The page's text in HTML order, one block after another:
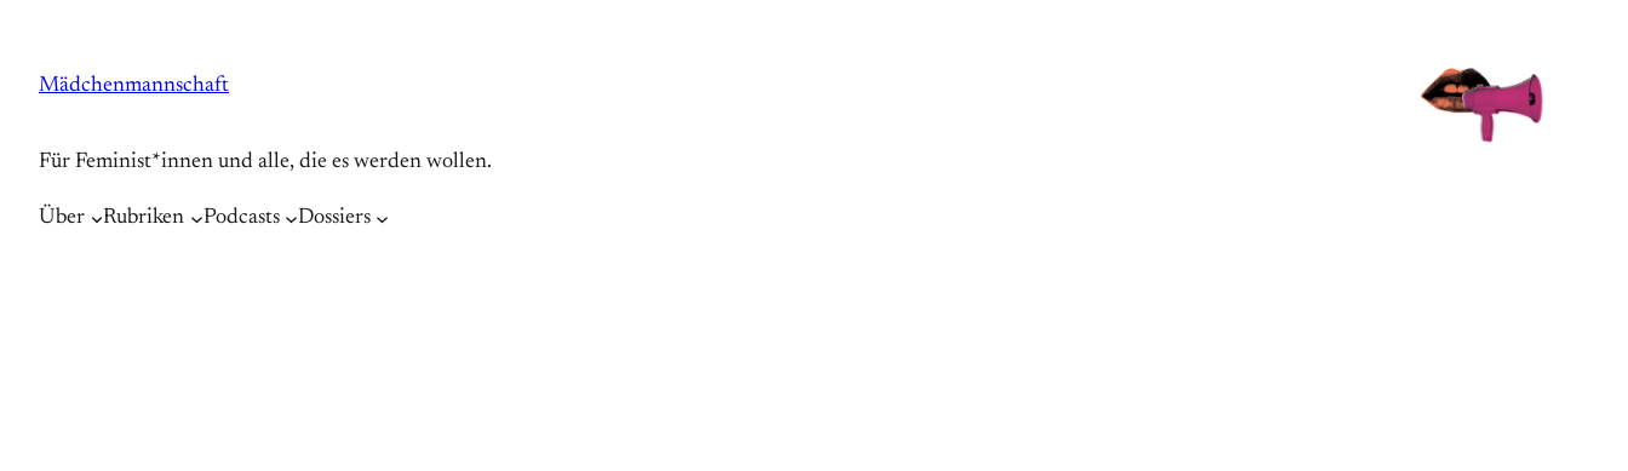
springen
Mädchenmannschaft
Für Feminist*innen und alle, die es werden wollen.
Über Rubriken Podcasts Dossiers